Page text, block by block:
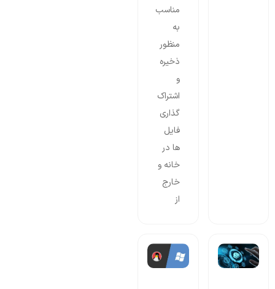
مناسب
به
منظور
ذخیره
اشتراک
گذاری
فایل
ها در
خانه و
خارج
از